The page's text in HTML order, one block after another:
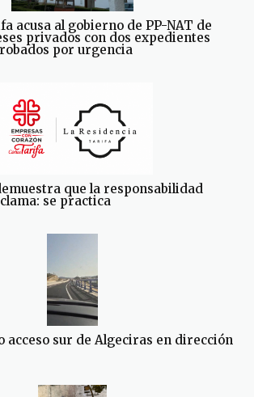
acusa al gobierno de PP-NAT de
privados con dos expedientes
por urgencia
que la responsabilidad
se practica
acceso sur de Algeciras en dirección